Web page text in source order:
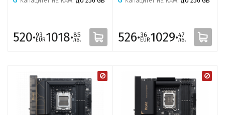
520·93
EUR1018·85
лв. 526·36
EUR1029·47
лв.